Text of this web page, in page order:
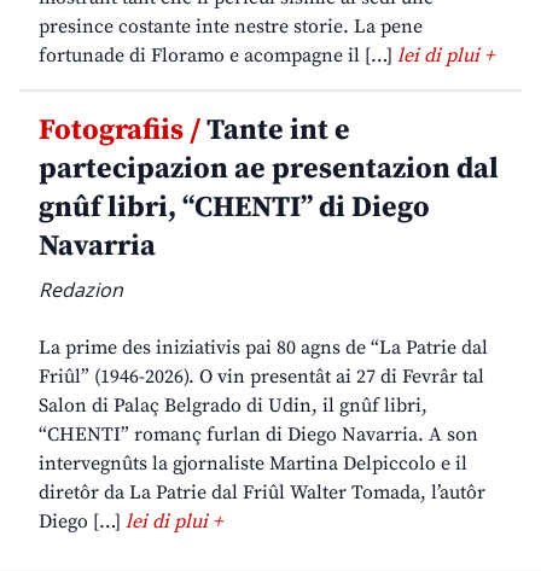
presince costante inte nestre storie. La pene
fortunade di Floramo e acompagne il […] lei di plui +
Fotografiis /Tante int e
partecipazion ae presentazion dal
gnûf libri, “CHENTI” di Diego
Navarria
Redazion
La prime des iniziativis pai 80 agns de “La Patrie dal
Friûl” (1946-2026). O vin presentât ai 27 di Fevrâr tal
Salon di Palaç Belgrado di Udin, il gnûf libri,
“CHENTI” romanç furlan di Diego Navarria. A son
intervegnûts la gjornaliste Martina Delpiccolo e il
diretôr da La Patrie dal Friûl Walter Tomada, l’autôr
Diego […] lei di plui +